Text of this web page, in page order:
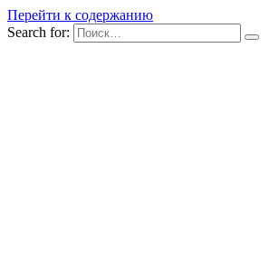
Перейти к содержанию
Search for: